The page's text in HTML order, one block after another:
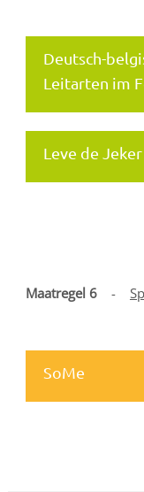
Deutsch-
Leitarten im
Leve de Jeker
Maatregel 6-
SoMe